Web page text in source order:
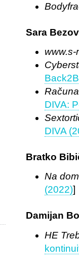
Sara
www.s-
DIVA:
DIVA
Bratko
Na
(2022)]
Damijan
HE